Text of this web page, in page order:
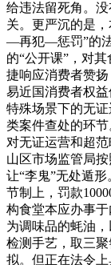
给违法留死角。
关。更严沉的是
—再犯—惩罚”的
的“公开课”，对
捷响应消费者赞
易近国消费者权
特殊场景下的无
类案件查处的环
对无证运营和超
山区市场监管局按
让“李鬼”无处遁
节制上，罚款
构食堂本应办事
为调味品的蚝油
检测手艺，取三
拟。但正在法令